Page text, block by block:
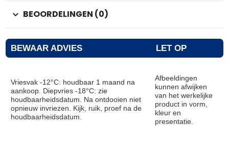
BEOORDELINGEN (0)
BEWAAR ADVIES LET OP
Vriesvak -12°C: houdbaar 1 maand na
aankoop. Diepvries -18°C: zie
houdbaarheidsdatum. Na ontdooien niet
opnieuw invriezen. Kijk, ruik, proef na de
houdbaarheidsdatum.
Afbeeldingen
kunnen afwijken
van het werkelijke
product in vorm,
kleur en
presentatie.